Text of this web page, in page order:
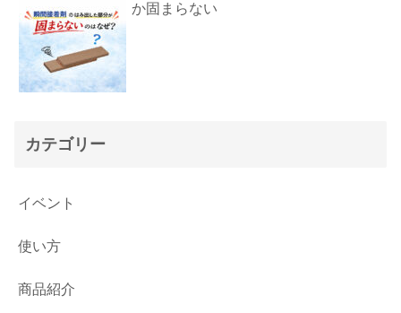
か固まらない
カテゴリー
イベント
使い方
商品紹介